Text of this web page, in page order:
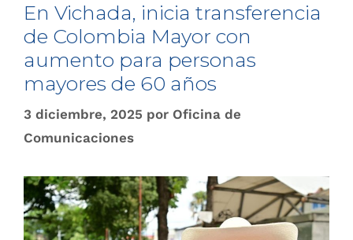
En Vichada, inicia transferencia
de Colombia Mayor con
aumento para personas
mayores de 60 años
3 diciembre, 2025 por Oficina de
Comunicaciones